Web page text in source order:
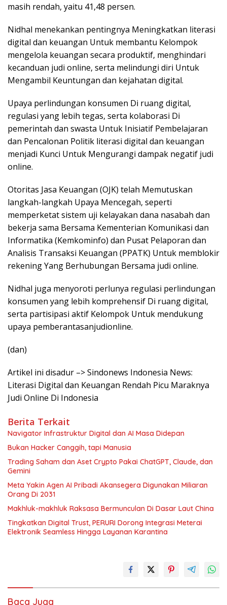
masih rendah, yaitu 41,48 persen.
Nidhal menekankan pentingnya Meningkatkan literasi
digital dan keuangan Untuk membantu Kelompok
mengelola keuangan secara produktif, menghindari
kecanduan judi online, serta melindungi diri Untuk
Mengambil Keuntungan dan kejahatan digital.
Upaya perlindungan konsumen Di ruang digital,
regulasi yang lebih tegas, serta kolaborasi Di
pemerintah dan swasta Untuk Inisiatif Pembelajaran
dan Pencalonan Politik literasi digital dan keuangan
menjadi Kunci Untuk Mengurangi dampak negatif judi
online.
Otoritas Jasa Keuangan (OJK) telah Memutuskan
langkah-langkah Upaya Mencegah, seperti
memperketat sistem uji kelayakan dana nasabah dan
bekerja sama Bersama Kementerian Komunikasi dan
Informatika (Kemkominfo) dan Pusat Pelaporan dan
Analisis Transaksi Keuangan (PPATK) Untuk memblokir
rekening Yang Berhubungan Bersama judi online.
Nidhal juga menyoroti perlunya regulasi perlindungan
konsumen yang lebih komprehensif Di ruang digital,
serta partisipasi aktif Kelompok Untuk mendukung
upaya pemberantasanjudionline.
(dan)
Artikel ini disadur –> Sindonews Indonesia News:
Literasi Digital dan Keuangan Rendah Picu Maraknya
Judi Online Di Indonesia
Berita Terkait
Navigator Infrastruktur Digital dan AI Masa Didepan
Bukan Hacker Canggih, tapi Manusia
Trading Saham dan Aset Crypto Pakai ChatGPT, Claude, dan
Gemini
Meta Yakin Agen AI Pribadi Akansegera Digunakan Miliaran
Orang Di 2031
Makhluk-makhluk Raksasa Bermunculan Di Dasar Laut China
Tingkatkan Digital Trust, PERURI Dorong Integrasi Meterai
Elektronik Seamless Hingga Layanan Karantina
Baca Juga